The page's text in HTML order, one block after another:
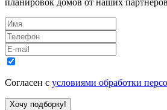
Согласен с условиями обработки
Хочу подборку!